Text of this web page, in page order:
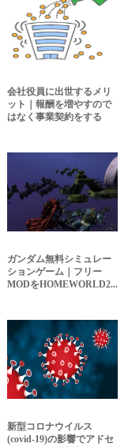
会社役員に出世するメリ
ット｜報酬を増やすので
はなく事業契約をする
ガンダム無料シミュレー
ションゲーム｜フリー
MODをHOMEWORLD2...
新型コロナウイルス
(covid-19)の影響でアドセ